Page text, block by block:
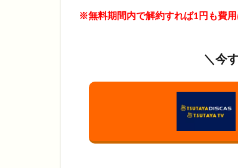
※無料期間内で解約すれば1円も費用
＼今